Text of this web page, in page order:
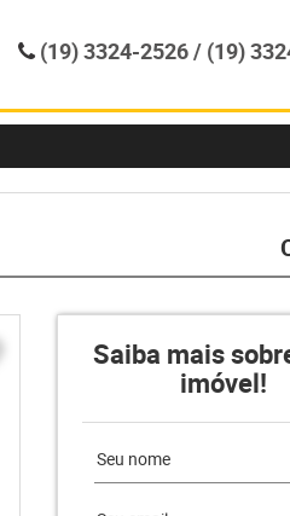
(19) 3324-2526 / (19)
Saiba mais
imóvel!